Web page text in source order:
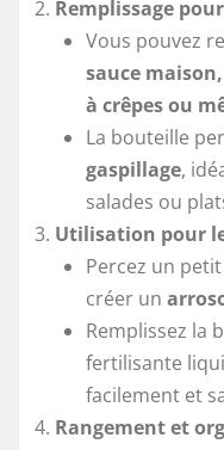
Remplissage
Vous pouvez
sauce
à crêpes ou
La bouteille
gaspillage,
salades ou
Utilisation pour
Percez un
créer un
Remplissez la
fertilisante
facilement et
Rangement et